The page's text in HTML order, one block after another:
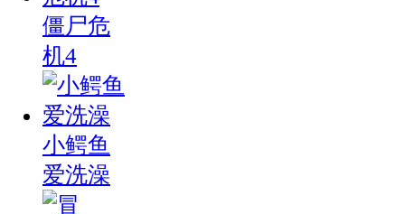
僵尸危
机4
小鳄鱼
爱洗澡